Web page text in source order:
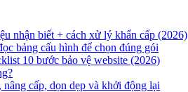
nhận biết + cách xử lý khẩn cấp (2026)
bảng cấu hình để chọn đúng gói
10 bước bảo vệ website (2026)
cấp, dọn dẹp và khởi động lại